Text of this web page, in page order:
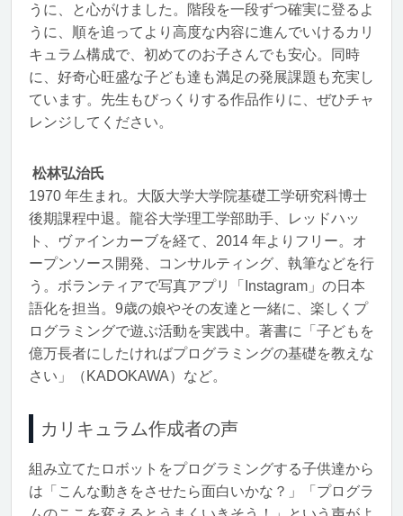
うに、と心がけました。階段を一段ずつ確実に登るよ
うに、順を追ってより高度な内容に進んでいけるカリ
キュラム構成で、初めてのお子さんでも安心。同時
に、好奇心旺盛な子ども達も満足の発展課題も充実し
ています。先生もびっくりする作品作りに、ぜひチャ
レンジしてください。
松林弘治氏
1970 年生まれ。大阪大学大学院基礎工学研究科博士
後期課程中退。龍谷大学理工学部助手、レッドハッ
ト、ヴァインカーブを経て、2014 年よりフリー。オ
ープンソース開発、コンサルティング、執筆などを行
う。ボランティアで写真アプリ「Instagram」の日本
語化を担当。9歳の娘やその友達と一緒に、楽しくプ
ログラミングで遊ぶ活動を実践中。著書に「子どもを
億万長者にしたければプログラミングの基礎を教えな
さい」（KADOKAWA）など。
カリキュラム作成者の声
組み立てたロボットをプログラミングする子供達から
は「こんな動きをさせたら面白いかな？」「プログラ